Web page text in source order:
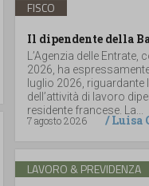
FISCO
Il dipendente della
L’Agenzia delle
2026, ha
luglio 2026,
dell’attività di lavoro
residente francese. La...
7 agosto 2026
/Luisa
LAVORO & PREVIDENZA